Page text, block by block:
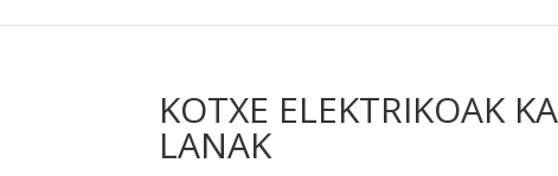
KOTXE ELEKTRIKOAK
LANAK